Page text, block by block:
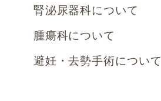
腎泌尿器科について
腫瘍科について
避妊・去勢手術について